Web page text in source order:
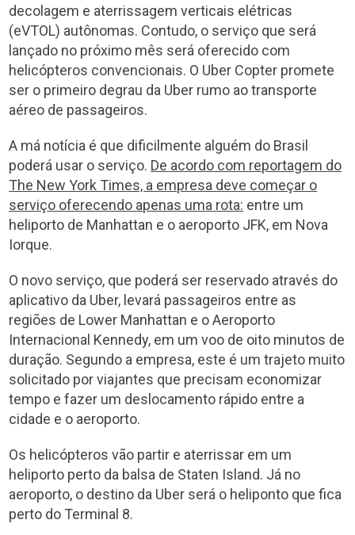
decolagem e aterrissagem verticais elétricas
(eVTOL) autônomas. Contudo, o serviço que será
lançado no próximo mês será oferecido com
helicópteros convencionais. O Uber Copter promete
ser o primeiro degrau da Uber rumo ao transporte
aéreo de passageiros.
A má notícia é que dificilmente alguém do Brasil
poderá usar o serviço. De acordo com reportagem do
The New York Times, a empresa deve começar o
serviço oferecendo apenas uma rota: entre um
heliporto de Manhattan e o aeroporto JFK, em Nova
Iorque.
O novo serviço, que poderá ser reservado através do
aplicativo da Uber, levará passageiros entre as
regiões de Lower Manhattan e o Aeroporto
Internacional Kennedy, em um voo de oito minutos de
duração. Segundo a empresa, este é um trajeto muito
solicitado por viajantes que precisam economizar
tempo e fazer um deslocamento rápido entre a
cidade e o aeroporto.
Os helicópteros vão partir e aterrissar em um
heliporto perto da balsa de Staten Island. Já no
aeroporto, o destino da Uber será o heliponto que fica
perto do Terminal 8.